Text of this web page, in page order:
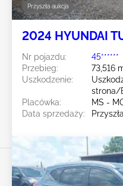
Przyszła aukcja
2024 HYUNDAI
Nr pojazdu:
45******
Przebieg:
73,516
Uszkodzenie:
strona/
Placówka:
MS -
Data sprzedaży: